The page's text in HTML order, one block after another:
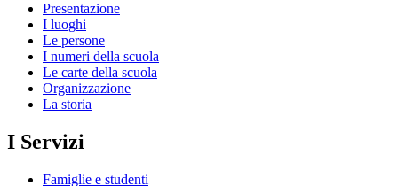
Presentazione
I luoghi
Le persone
I numeri della scuola
Le carte della scuola
Organizzazione
La storia
I Servizi
Famiglie e studenti